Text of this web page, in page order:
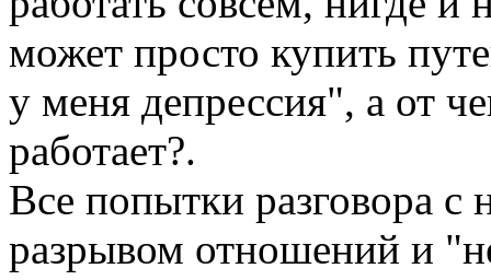
может просто купить
у меня депрессия", а от
работает?.
Все попытки разговора с
разрывом отношений и